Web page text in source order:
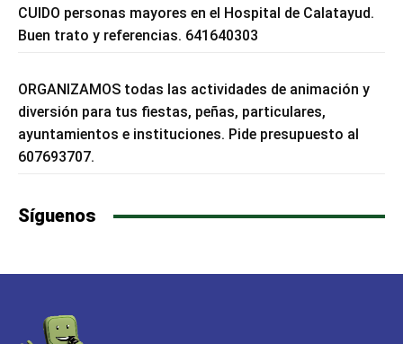
CUIDO personas mayores en el Hospital de Calatayud.
Buen trato y referencias. 641640303
ORGANIZAMOS todas las actividades de animación y
diversión para tus fiestas, peñas, particulares,
ayuntamientos e instituciones. Pide presupuesto al
607693707.
Síguenos